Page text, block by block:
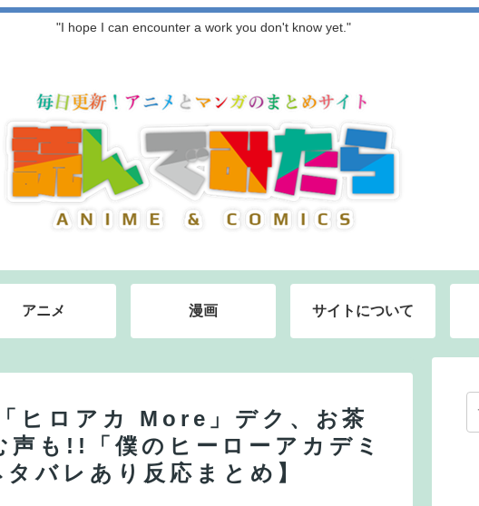
"I hope I can encounter a work you don't know yet."
アニメ 漫画 サイトについて
ヒロアカ More」デク、お茶
も!!「僕のヒーローアカデミ
バレあり反応まとめ】